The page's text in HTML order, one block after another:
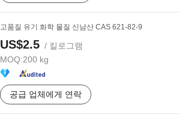
고품질 유기 화학 물질 신남산 CAS 621-82-9
US$2.5 / 킬로그램
MOQ:200 kg
공급 업체에게 연락